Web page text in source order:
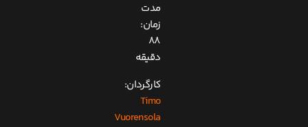
مدت
زمان:
88
دقیقه
کارگردان:
Timo
Vuorensola